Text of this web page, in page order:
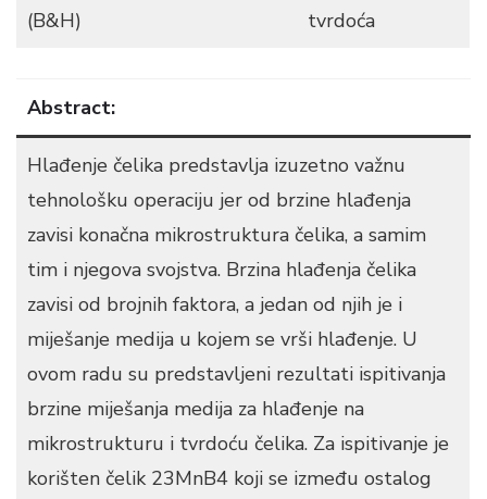
(B&H)
tvrdoća
Abstract:
Hlađenje čelika predstavlja izuzetno važnu
tehnološku operaciju jer od brzine hlađenja
zavisi konačna mikrostruktura čelika, a samim
tim i njegova svojstva. Brzina hlađenja čelika
zavisi od brojnih faktora, a jedan od njih je i
miješanje medija u kojem se vrši hlađenje. U
ovom radu su predstavljeni rezultati ispitivanja
brzine miješanja medija za hlađenje na
mikrostrukturu i tvrdoću čelika. Za ispitivanje je
korišten čelik 23MnB4 koji se između ostalog